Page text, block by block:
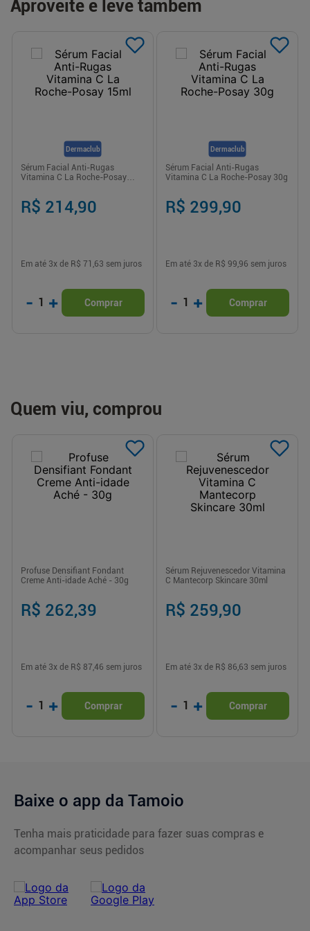
Aproveite e leve também
Dermaclub
Sérum Facial Anti-Rugas
Vitamina C La Roche-Posay
R$ 214,90
Em até 3x de R$ 71,63 sem juros
- 1 + Comprar
Dermaclub
Sérum Facial Anti-Rugas
Vitamina C La Roche-Posay 30g
R$ 299,90
Em até 3x de R$ 99,96 sem juros
- 1 + Comprar
Quem viu, comprou
Profuse Densifiant Fondant
Creme Anti-idade Aché - 30g
R$ 262,39
Em até 3x de R$ 87,46 sem juros
- 1 + Comprar
Sérum Rejuvenescedor Vitamina
C Mantecorp Skincare 30ml
R$ 259,90
Em até 3x de R$ 86,63 sem juros
- 1 + Comprar
Baixe o app da Tamoio
Tenha mais praticidade para fazer suas compras e
acompanhar seus pedidos